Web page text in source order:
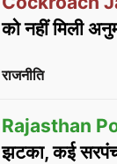
को नहीं मिली
राजनीति
Rajasthan
झटका, कई सरपंच